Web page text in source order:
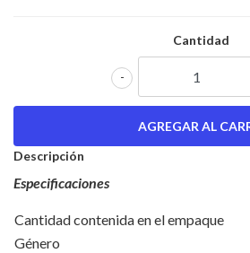
Cantidad
-
Descripción
Especificaciones
Cantidad contenida en el empaque
Género